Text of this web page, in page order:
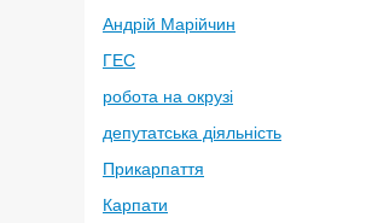
Андрій Марійчин
ГЕС
робота на окрузі
депутатська діяльність
Прикарпаття
Карпати